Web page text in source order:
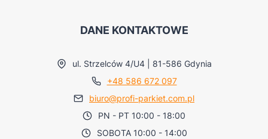
DANE KONTAKTOWE
ul. Strzelców 4/U4 | 81-586 Gdynia
+48 586 672 097
biuro@profi-parkiet.com.pl
PN - PT 10:00 - 18:00
SOBOTA 10:00 - 14:00